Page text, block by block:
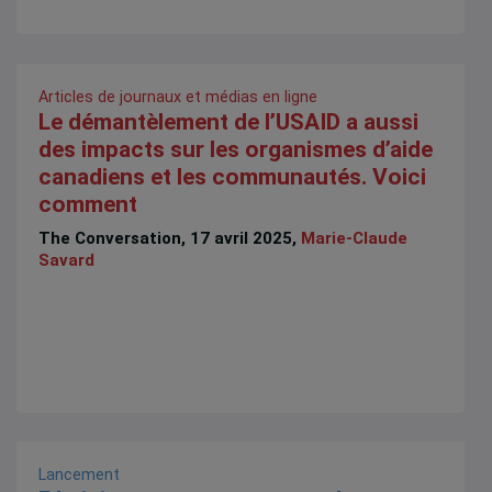
Articles de journaux et médias en ligne
Le démantèlement de l’USAID a aussi
des impacts sur les organismes d’aide
canadiens et les communautés. Voici
comment
The Conversation, 17 avril 2025, Marie-Claude
Savard
Lancement